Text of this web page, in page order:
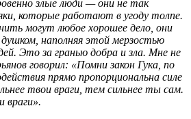
злые люди — они не так
которые работают в угоду толпе.
могут любое хорошее дело, они
наполняя этой мерзостью
Это за гранью добра и зла. Мне не
говорил: «Помни закон Гука, по
прямо пропорциональна силе
твои враги, тем сильнее ты сам.
враги».